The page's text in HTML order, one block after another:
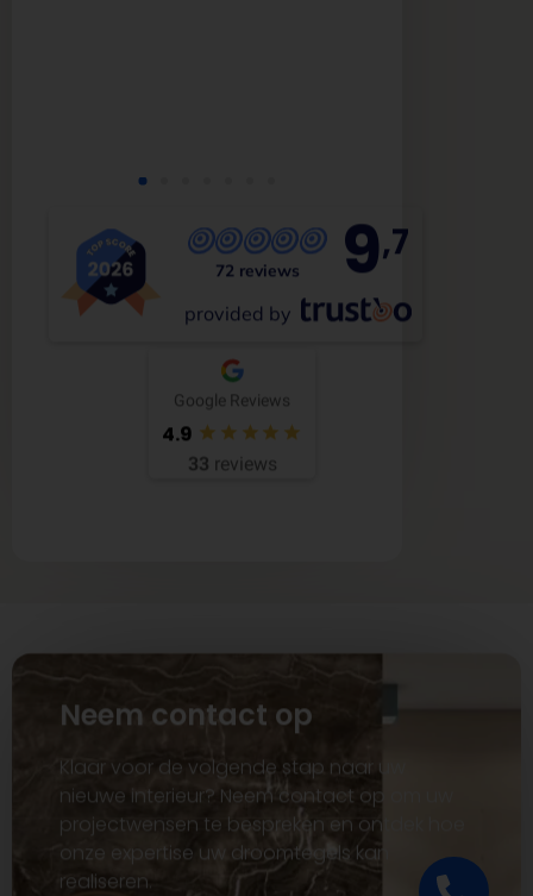
72 reviews 9,7
provided by
Google Reviews
4.9
33 reviews
Neem contact op
Klaar voor de volgende stap naar uw
nieuwe interieur? Neem contact op om uw
projectwensen te bespreken en ontdek hoe
onze expertise uw droomtegels kan
realiseren.